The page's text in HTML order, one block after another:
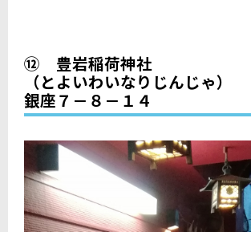
⑫ 豊岩稲荷神社
（とよいわいなりじんじゃ）
銀座７－８－１４